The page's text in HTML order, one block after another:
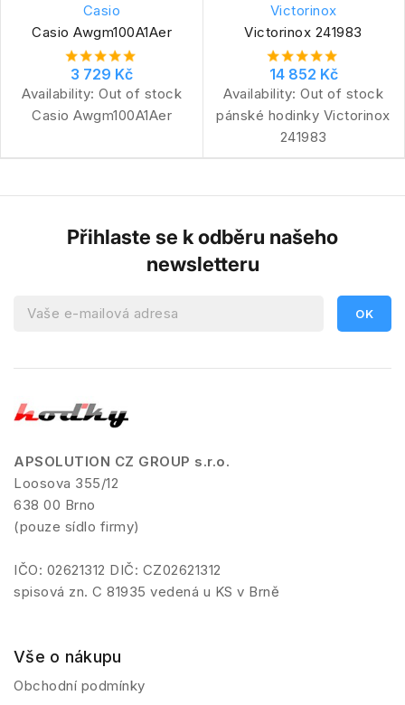
Casio
Casio Awgm100A1Aer
3 729 Kč
Availability: Out of stock
Casio Awgm100A1Aer
Victorinox
Victorinox 241983
14 852 Kč
Availability: Out of stock
pánské hodinky Victorinox
241983
Přihlaste se k odběru našeho
newsletteru
APSOLUTION CZ GROUP s.r.o.
Loosova 355/12
638 00 Brno
(pouze sídlo firmy)
IČO: 02621312 DIČ: CZ02621312
spisová zn. C 81935 vedená u KS v Brně
Vše o nákupu
Obchodní podmínky